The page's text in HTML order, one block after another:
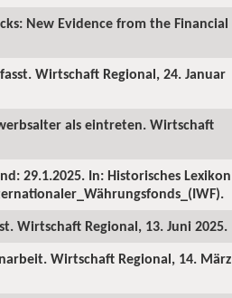
New Evidence from the Financial
Wirtschaft Regional, 24. Januar
als eintreten. Wirtschaft
29.1.2025. In: Historisches Lexikon
Wirtschaft Regional, 13. Juni 2025.
Wirtschaft Regional, 14. März